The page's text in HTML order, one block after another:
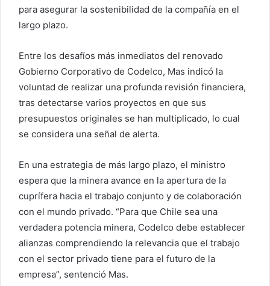
para asegurar la sostenibilidad de la compañía en el
largo plazo.
Entre los desafíos más inmediatos del renovado
Gobierno Corporativo de Codelco, Mas indicó la
voluntad de realizar una profunda revisión financiera,
tras detectarse varios proyectos en que sus
presupuestos originales se han multiplicado, lo cual
se considera una señal de alerta.
En una estrategia de más largo plazo, el ministro
espera que la minera avance en la apertura de la
cuprífera hacia el trabajo conjunto y de colaboración
con el mundo privado. “Para que Chile sea una
verdadera potencia minera, Codelco debe establecer
alianzas comprendiendo la relevancia que el trabajo
con el sector privado tiene para el futuro de la
empresa”, sentenció Mas.